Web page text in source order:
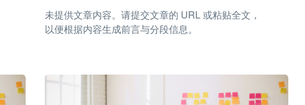
未提供文章内容。请提交文章的 URL 或粘贴全文，
以便根据内容生成前言与分段信息。